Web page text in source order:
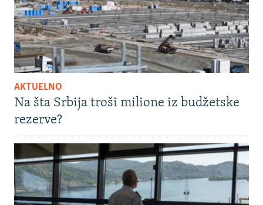
AKTUELNO
Na šta Srbija troši milione iz budžetske
rezerve?